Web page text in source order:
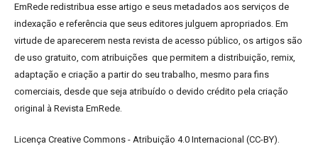
EmRede redistribua esse artigo e seus metadados aos serviços de
indexação e referência que seus editores julguem apropriados. Em
virtude de aparecerem nesta revista de acesso público, os artigos são
de uso gratuito, com atribuições que permitem a distribuição, remix,
adaptação e criação a partir do seu trabalho, mesmo para fins
comerciais, desde que seja atribuído o devido crédito pela criação
original à Revista EmRede.
Licença Creative Commons - Atribuição 4.0 Internacional (CC-BY).